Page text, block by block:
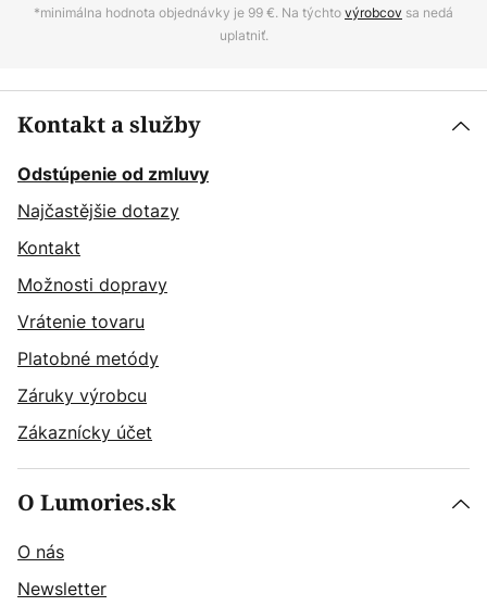
*minimálna hodnota objednávky je 99 €. Na týchtovýrobcov sa nedá
uplatniť.
Kontakt a služby
Odstúpenie od zmluvy
Najčastějšie dotazy
Kontakt
Možnosti dopravy
Vrátenie tovaru
Platobné metódy
Záruky výrobcu
Zákaznícky účet
O Lumories.sk
O nás
Newsletter